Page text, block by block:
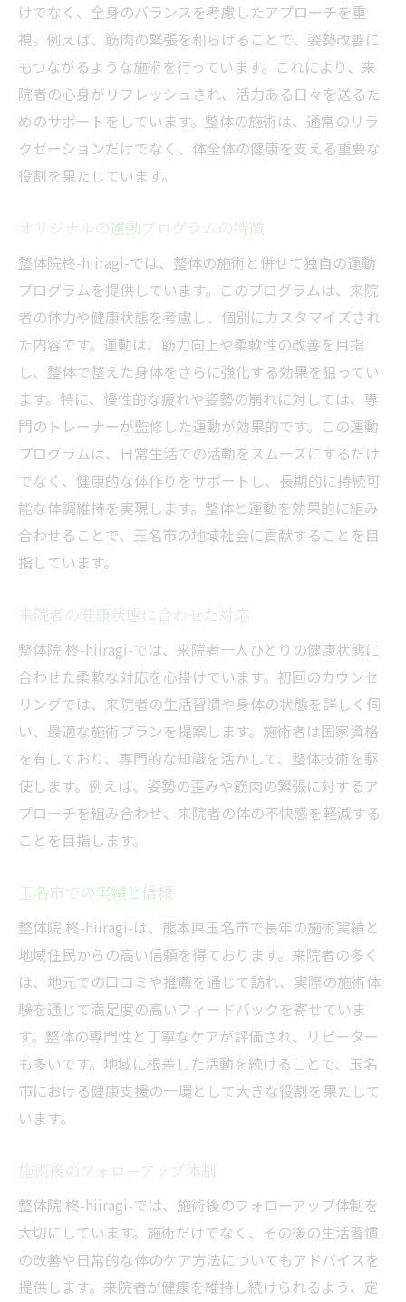
けでなく、全身のバランスを考慮したアプローチを重
視。例えば、筋肉の緊張を和らげることで、姿勢改善に
もつながるような施術を行っています。これにより、来
院者の心身がリフレッシュされ、活力ある日々を送るた
めのサポートをしています。整体の施術は、通常のリラ
クゼーションだけでなく、体全体の健康を支える重要な
役割を果たしています。
オリジナルの運動プログラムの特徴
整体院柊-hiiragi-では、整体の施術と併せて独自の運動
プログラムを提供しています。このプログラムは、来院
者の体力や健康状態を考慮し、個別にカスタマイズされ
た内容です。運動は、筋力向上や柔軟性の改善を目指
し、整体で整えた身体をさらに強化する効果を狙ってい
ます。特に、慢性的な疲れや姿勢の崩れに対しては、専
門のトレーナーが監修した運動が効果的です。この運動
プログラムは、日常生活での活動をスムーズにするだけ
でなく、健康的な体作りをサポートし、長期的に持続可
能な体調維持を実現します。整体と運動を効果的に組み
合わせることで、玉名市の地域社会に貢献することを目
指しています。
来院者の健康状態に合わせた対応
整体院 柊-hiiragi-では、来院者一人ひとりの健康状態に
合わせた柔軟な対応を心掛けています。初回のカウンセ
リングでは、来院者の生活習慣や身体の状態を詳しく伺
い、最適な施術プランを提案します。施術者は国家資格
を有しており、専門的な知識を活かして、整体技術を駆
使します。例えば、姿勢の歪みや筋肉の緊張に対するア
プローチを組み合わせ、来院者の体の不快感を軽減する
ことを目指します。
玉名市での実績と信頼
整体院 柊-hiiragi-は、熊本県玉名市で長年の施術実績と
地域住民からの高い信頼を得ております。来院者の多く
は、地元での口コミや推薦を通じて訪れ、実際の施術体
験を通じて満足度の高いフィードバックを寄せていま
す。整体の専門性と丁寧なケアが評価され、リピーター
も多いです。地域に根差した活動を続けることで、玉名
市における健康支援の一環として大きな役割を果たして
います。
施術後のフォローアップ体制
整体院 柊-hiiragi-では、施術後のフォローアップ体制を
大切にしています。施術だけでなく、その後の生活習慣
の改善や日常的な体のケア方法についてもアドバイスを
提供します。来院者が健康を維持し続けられるよう、定